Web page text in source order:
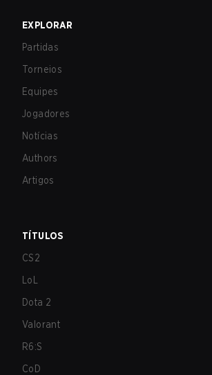
EXPLORAR
Partidas
Torneios
Equipes
Jogadores
Notícias
Authors
Artigos
TÍTULOS
CS2
LoL
Dota 2
Valorant
R6:S
CoD